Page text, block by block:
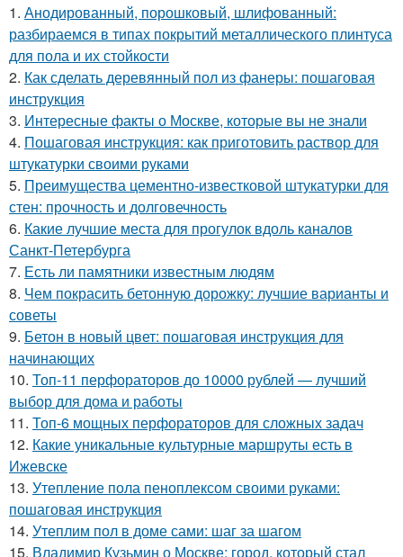
1. Анодированный, порошковый, шлифованный:
разбираемся в типах покрытий металлического плинтуса
для пола и их стойкости
2. Как сделать деревянный пол из фанеры: пошаговая
инструкция
3. Интересные факты о Москве, которые вы не знали
4. Пошаговая инструкция: как приготовить раствор для
штукатурки своими руками
5. Преимущества цементно-известковой штукатурки для
стен: прочность и долговечность
6. Какие лучшие места для прогулок вдоль каналов
Санкт-Петербурга
7. Есть ли памятники известным людям
8. Чем покрасить бетонную дорожку: лучшие варианты и
советы
9. Бетон в новый цвет: пошаговая инструкция для
начинающих
10. Топ-11 перфораторов до 10000 рублей — лучший
выбор для дома и работы
11. Топ-6 мощных перфораторов для сложных задач
12. Какие уникальные культурные маршруты есть в
Ижевске
13. Утепление пола пеноплексом своими руками:
пошаговая инструкция
14. Утеплим пол в доме сами: шаг за шагом
15. Владимир Кузьмин о Москве: город, который стал